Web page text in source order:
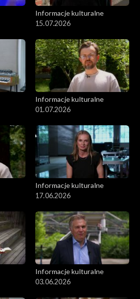
Informacje kulturalne
15.07.2026
Informacje kulturalne
01.07.2026
Informacje kulturalne
17.06.2026
Informacje kulturalne
03.06.2026